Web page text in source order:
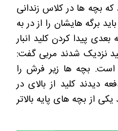
بچه ها در کلاس زندانی
برگه هایشان را از در به
پیدا کردن کلید انبار
نزدیک شدند مربی گفت:
است. بچه ها زیر فرش را
دیدند کلید از بالای در
از بچه های پایه بالاتر